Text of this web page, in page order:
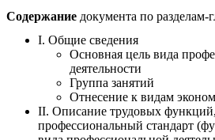
Содержание документа по разделам-
I. Общие сведения
Основная цель вида
деятельности
Группа занятий
Отнесение к видам
II. Описание трудовых
профессиональный стандарт